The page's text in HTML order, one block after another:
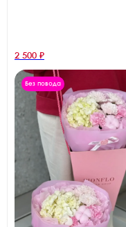
2 500 ₽
Без повода